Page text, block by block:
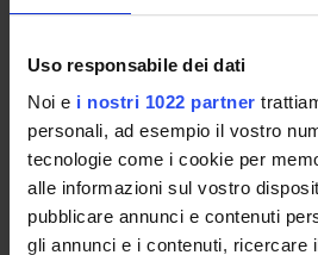
Uso responsabile dei dati
Noi e i nostri 1022 partner
personali, ad esempio il vostro
tecnologie come i cookie per
alle informazioni sul vostro
pubblicare annunci e contenuti
gli annunci e i contenuti, ricercare
AREE DI RICERCA COINVOLTE DAL
Immunology (DM)
Immunology (DNBM) (DNBM)
Immunology (DPD)